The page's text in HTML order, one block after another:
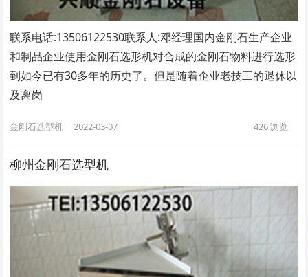
联系电话:13506122530联系人:邓经理国内金刚石生产企业
和制品企业使用金刚石选形机对合成的金刚石物料进行选形
到如今已有30多年的历史了。但是随着企业老技工的退休以
及离岗
金刚石选型机 2022-03-07 426浏览
柳州金刚石选型机